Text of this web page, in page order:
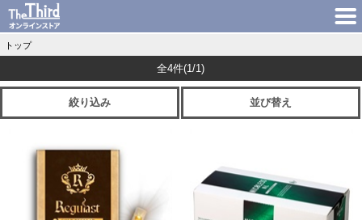
トップ
全4件(1/1)
絞り込み 並び替え